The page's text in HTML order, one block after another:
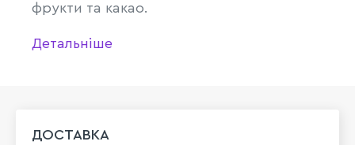
фрукти та какао.
Детальніше
ДОСТАВКА